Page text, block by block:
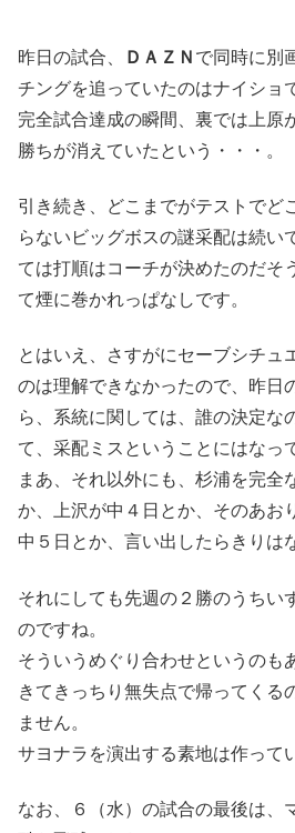
昨日の試合、 ＤＡＺＮ で同時に別
チングを追っていたのはナイショ
完全試合達成の瞬間、裏では上原
勝ちが消えていたという・・・。
引き続き、どこまでがテストでど
らないビッグボスの謎采配は続い
ては打順はコーチが決めたのだそ
て煙に巻かれっぱなしです。
とはいえ、さすがにセーブシチュ
のは理解できなかったので、昨日
ら、系統に関しては、誰の決定な
て、采配ミスということにはなっ
まあ、それ以外にも、杉浦を完全
か、上沢が中４日とか、そのあお
中５日とか、言い出したらきりは
それにしても先週の２勝のうちい
のですね。
そういうめぐり合わせというのも
きてきっちり無失点で帰ってくる
ません。
サヨナラを演出する素地は作って
なお、６（水）の試合の最後は、